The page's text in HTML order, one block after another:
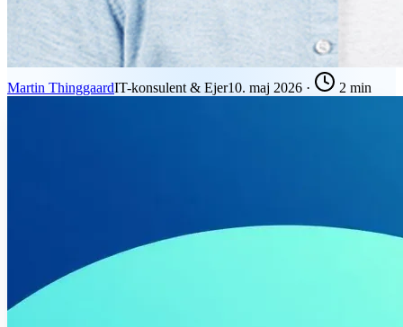
Martin ThinggaardIT-konsulent & Ejer10. maj 2026 · 2 min